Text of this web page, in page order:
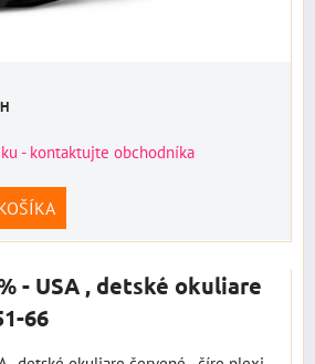
- kontaktujte obchodníka
- USA , detské okuliare
66